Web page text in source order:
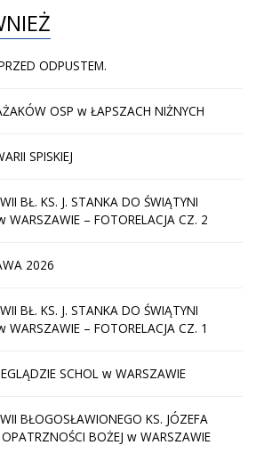
ODPUSTEM.
OSP w ŁAPSZACH NIŻNYCH
SPISKIEJ
BŁ. KS. J. STANKA DO ŚWIĄTYNI
WARSZAWIE – FOTORELACJA CZ. 2
2026
BŁ. KS. J. STANKA DO ŚWIĄTYNI
WARSZAWIE – FOTORELACJA CZ. 1
SCHOL w WARSZAWIE
BŁOGOSŁAWIONEGO KS. JÓZEFA
BOŻEJ w WARSZAWIE